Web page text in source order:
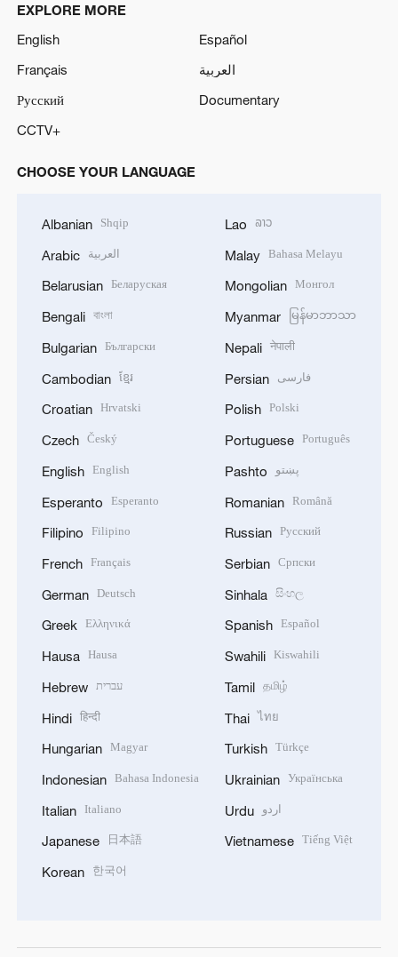
EXPLORE MORE
English
Español
Français
العربية
Русский
Documentary
CCTV+
CHOOSE YOUR LANGUAGE
Albanian Shqip
Arabic العربية
Belarusian Беларуская
Bengali বাংলা
Bulgarian Български
Cambodian ខ្មែរ
Croatian Hrvatski
Czech Český
English English
Esperanto Esperanto
Filipino Filipino
French Français
German Deutsch
Greek Ελληνικά
Hausa Hausa
Hebrew עברית
Hindi हिन्दी
Hungarian Magyar
Indonesian Bahasa Indonesia
Italian Italiano
Japanese 日本語
Korean 한국어
Lao ລາວ
Malay Bahasa Melayu
Mongolian Монгол
Myanmar မြန်မာဘာသာ
Nepali नेपाली
Persian فارسی
Polish Polski
Portuguese Português
Pashto پښتو
Romanian Română
Russian Русский
Serbian Српски
Sinhala සිංහල
Spanish Español
Swahili Kiswahili
Tamil தமிழ்
Thai ไทย
Turkish Türkçe
Ukrainian Українська
Urdu اردو
Vietnamese Tiếng Việt